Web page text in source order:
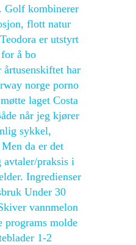
Golf kombinerer
flott natur
er utstyrt
å bo
har
norge porno
laget Costa
når jeg kjører
sykkel,
da er det
avtaler/praksis i
Ingredienser
Under 30
vannmelon
programs molde
1-2